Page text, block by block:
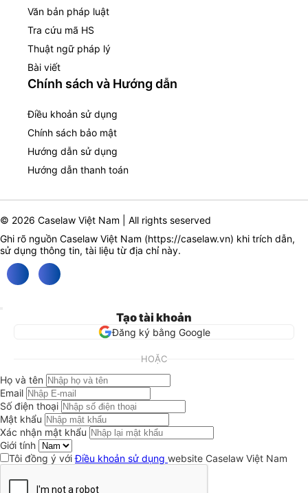
Văn bản pháp luật
Tra cứu mã HS
Thuật ngữ pháp lý
Bài viết
Chính sách và Hướng dẫn
Điều khoản sử dụng
Chính sách bảo mật
Hướng dẫn sử dụng
Hướng dẫn thanh toán
© 2026 Caselaw Việt Nam | All rights seserved
Ghi rõ nguồn Caselaw Việt Nam (https://caselaw.vn) khi trích dẫn,
sử dụng thông tin, tài liệu từ địa chỉ này.
Tạo tài khoản
Đăng ký bằng Google
HOẶC
Họ và tên
Email
Số điện thoại
Mật khẩu
Xác nhận mật khẩu
Giới tính
Tôi đồng ý vớiĐiều khoản sử dụng website Caselaw Việt Nam